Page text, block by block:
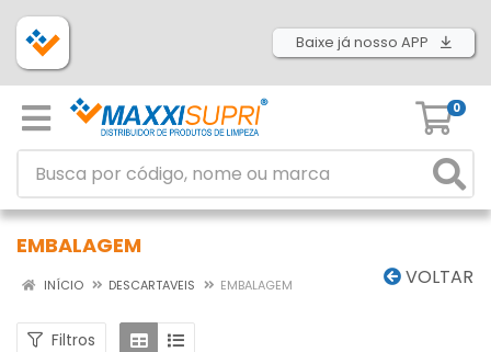
Baixe já nosso APP
0
EMBALAGEM
VOLTAR
INÍCIO DESCARTAVEIS EMBALAGEM
Filtros